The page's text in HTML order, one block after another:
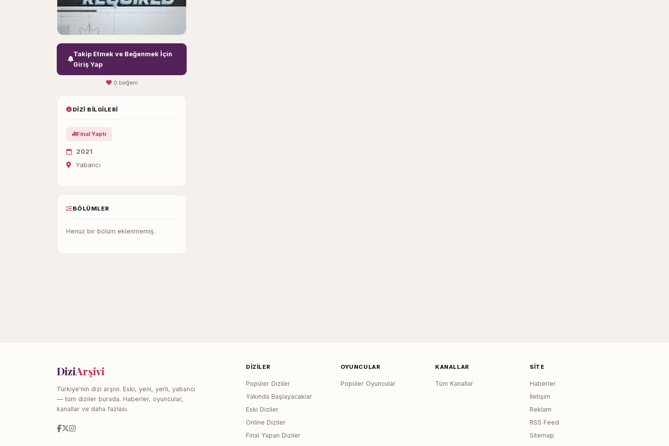
Takip Etmek ve Beğenmek İçin
Giriş Yap
0 beğeni
DIZI BILGILERI
Final Yaptı
2021
Yabancı
BÖLÜMLER
Henüz bir bölüm eklenmemiş.
DiziArşivi
Türkiye'nin dizi arşivi. Eski, yeni, yerli, yabancı
— tüm diziler burada. Haberler, oyuncular,
kanallar ve daha fazlası.
DIZILER
Popüler Diziler
Yakında Başlayacaklar
Eski Diziler
Online Diziler
Final Yapan Diziler
OYUNCULAR
Popüler Oyuncular
KANALLAR
Tüm Kanallar
SITE
Haberler
İletişim
Reklam
RSS Feed
Sitemap